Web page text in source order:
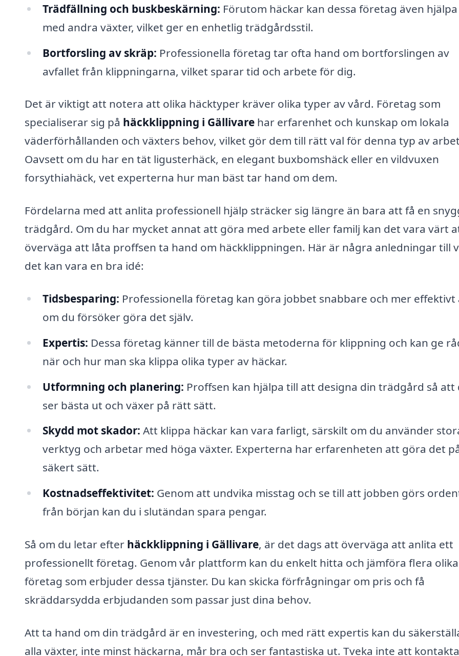
Trädfällning och buskbeskärning: Förutom häckar kan dessa företag även
med andra växter, vilket ger en enhetlig trädgårdsstil.
Bortforsling av skräp: Professionella företag tar ofta hand om bortforslingen av
avfallet från klippningarna, vilket sparar tid och arbete för dig.
Det är viktigt att notera att olika häcktyper kräver olika typer av vård. Företag som
specialiserar sig på häckklippning i Gällivare har erfarenhet och kunskap om lokala
väderförhållanden och växters behov, vilket gör dem till rätt val för denna typ av
Oavsett om du har en tät ligusterhäck, en elegant buxbomshäck eller en vildvuxen
forsythiahäck, vet experterna hur man bäst tar hand om dem.
Fördelarna med att anlita professionell hjälp sträcker sig längre än bara att få en
trädgård. Om du har mycket annat att göra med arbete eller familj kan det vara värt
överväga att låta proffsen ta hand om häckklippningen. Här är några anledningar till
det kan vara en bra idé:
Tidsbesparing: Professionella företag kan göra jobbet snabbare och mer effektivt
om du försöker göra det själv.
Expertis: Dessa företag känner till de bästa metoderna för klippning och kan ge
när och hur man ska klippa olika typer av häckar.
Utformning och planering: Proffsen kan hjälpa till att designa din trädgård så att
ser bästa ut och växer på rätt sätt.
Skydd mot skador: Att klippa häckar kan vara farligt, särskilt om du använder
verktyg och arbetar med höga växter. Experterna har erfarenheten att göra det
säkert sätt.
Kostnadseffektivitet: Genom att undvika misstag och se till att jobben görs
från början kan du i slutändan spara pengar.
Så om du letar efter häckklippning i Gällivare, är det dags att överväga att anlita ett
professionellt företag. Genom vår plattform kan du enkelt hitta och jämföra flera olika
företag som erbjuder dessa tjänster. Du kan skicka förfrågningar om pris och få
skräddarsydda erbjudanden som passar just dina behov.
Att ta hand om din trädgård är en investering, och med rätt expertis kan du
alla växter, inte minst häckarna, mår bra och ser fantastiska ut. Tveka inte att kontakta